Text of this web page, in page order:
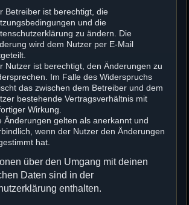
Betreiber ist berechtigt, die
und die
zu ändern. Die
wird dem Nutzer per E-Mail
Nutzer ist berechtigt, den Änderungen zu
Im Falle des Widerspruchs
das zwischen dem Betreiber und dem
bestehende Vertragsverhältnis mit
Wirkung.
Änderungen gelten als anerkannt und
wenn der Nutzer den Änderungen
hat.
über den Umgang mit deinen
Daten sind in der
enthalten.